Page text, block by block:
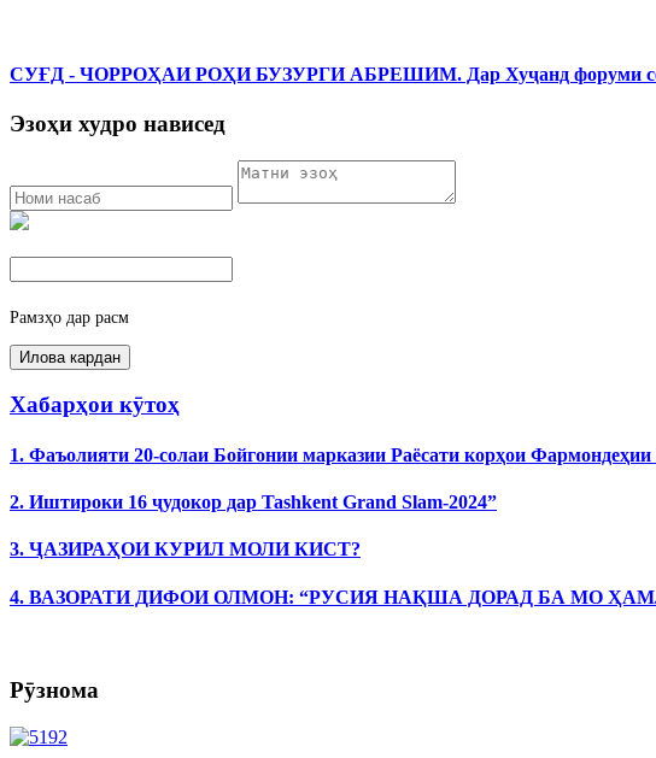
СУҒД - ЧОРРОҲАИ РОҲИ БУЗУРГИ АБРЕШИМ. Дар Хуҷанд форуми
Эзоҳи худро нависед
Рамзҳо дар расм
Хабарҳои кӯтоҳ
1. Фаъолияти 20-солаи Бойгонии марказии Раёсати корҳои
2. Иштироки 16 ҷудокор дар Tashkent Grand Slam-2024”
3. ҶАЗИРАҲОИ КУРИЛ МОЛИ КИСТ?
4. ВАЗОРАТИ ДИФОИ ОЛМОН: “РУСИЯ НАҚША ДОРАД БА МО
Рӯзнома